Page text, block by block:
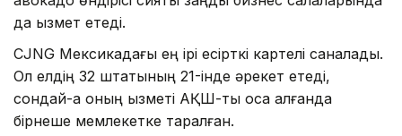
да қызмет етеді.
CJNG Мексикадағы ең ірі есірткі картелі саналады.
Ол елдің 32 штатының 21-інде әрекет етеді,
сондай-ақ оның қызметі АҚШ-ты қоса алғанда
бірнеше мемлекетке таралған.